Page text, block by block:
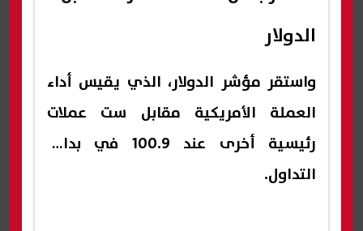
الدولار
واستقر مؤشر الدولار، الذي يقيس أداء
العملة الأمريكية مقابل ست عملات
رئيسية أخرى عند 100.9 في بداية
التداول.